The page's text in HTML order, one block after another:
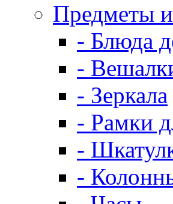
Предметы
- Блюда
-
- Зеркала
- Рамки
-
-